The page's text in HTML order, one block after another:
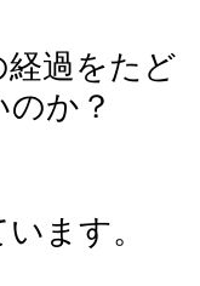
経過をたど
か？
ます。